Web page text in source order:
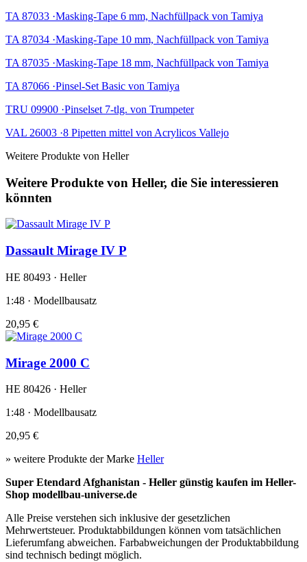
TA 87033 ·Masking-Tape 6 mm, Nachfüllpack von Tamiya
TA 87034 ·Masking-Tape 10 mm, Nachfüllpack von Tamiya
TA 87035 ·Masking-Tape 18 mm, Nachfüllpack von Tamiya
TA 87066 ·Pinsel-Set Basic von Tamiya
TRU 09900 ·Pinselset 7-tlg. von Trumpeter
VAL 26003 ·8 Pipetten mittel von Acrylicos Vallejo
Weitere Produkte von Heller
Weitere Produkte von Heller, die Sie interessieren
könnten
Dassault Mirage IV P
HE 80493 · Heller
1:48 · Modellbausatz
20,95 €
Mirage 2000 C
HE 80426 · Heller
1:48 · Modellbausatz
20,95 €
» weitere Produkte der Marke Heller
Super Etendard Afghanistan - Heller günstig kaufen im Heller-
Shop modellbau-universe.de
Alle Preise verstehen sich inklusive der gesetzlichen
Mehrwertsteuer. Produktabbildungen können vom tatsächlichen
Lieferumfang abweichen. Farbabweichungen der Produktabbildung
sind technisch bedingt möglich.